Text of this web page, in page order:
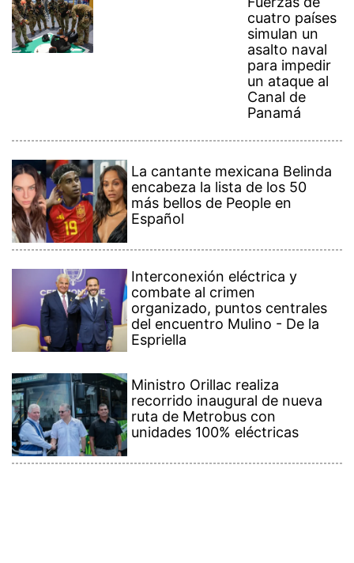
cuatro países
simulan un
asalto naval
para impedir
un ataque al
Canal de
Panamá
La cantante mexicana Belinda
encabeza la lista de los 50
más bellos de People en
Español
Interconexión eléctrica y
combate al crimen
organizado, puntos centrales
del encuentro Mulino - De la
Espriella
Ministro Orillac realiza
recorrido inaugural de nueva
ruta de Metrobus con
unidades 100% eléctricas